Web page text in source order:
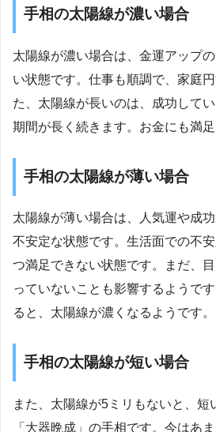
手相の太陽線が濃い場合
太陽線が濃い場合は、金運アップ
い状態です。仕事も順調で、家庭
た、太陽線が長いのは、成功して
期間が長く続きます。お金にも満足
手相の太陽線が薄い場合
太陽線が薄い場合は、人気運や成
不安定な状態です。生活面での不
つ満足できない状態です。まだ、
っていないことも影響するようで
ると、太陽線が濃くなるようです。
手相の太陽線が短い場合
また、太陽線が5ミリもないと、短
「大器晩成」の手相です。今はあ